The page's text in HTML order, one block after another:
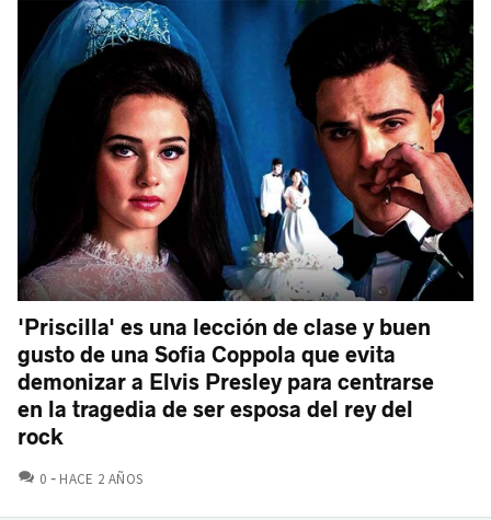
'Priscilla' es una lección de clase y buen
gusto de una Sofia Coppola que evita
demonizar a Elvis Presley para centrarse
en la tragedia de ser esposa del rey del
rock
0 COMENTARIOS
HACE 2 AÑOS